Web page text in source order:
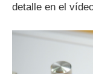
detalle en el